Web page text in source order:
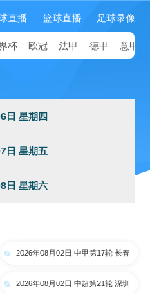
直播 篮球直播 足球录像
杯 欧冠 法甲 德甲 意甲
日 星期四
日 星期五
日 星期六
2026年08月02日 中甲第17轮 长春
2026年08月02日 中超第21轮 深圳